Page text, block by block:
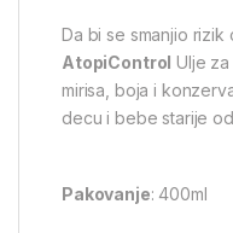
Da bi se smanjio rizik
AtopiControl Ulje
mirisa, boja i
decu i bebe starije
Pakovanje: 400ml